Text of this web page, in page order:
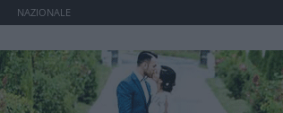
NAZIONALE